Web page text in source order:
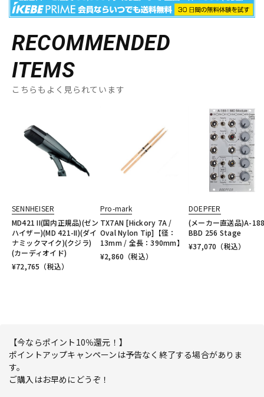
RECOMMENDED
ITEMS
こちらもよく見られています
SENNHEISER
MD421 II(国内正規品)(ゼン
ハイザー)(MD 421-II)(ダイ
ナミックマイク)(クジラ)
(カーディオイド)
¥72,765 （税込）
Pro-mark
TX7AN [Hickory 7A /
Oval Nylon Tip]【径：
13mm / 全長：390mm】
¥2,860 （税込）
DOEPFER
(メーカー直送品)A-
BBD 256 Stage
¥37,070 （税込）
【今ならポイント10％還元！】
ポイントアップキャンペーンは予告なく終了する場合がありま
す。
ご購入はお早めにどうぞ！